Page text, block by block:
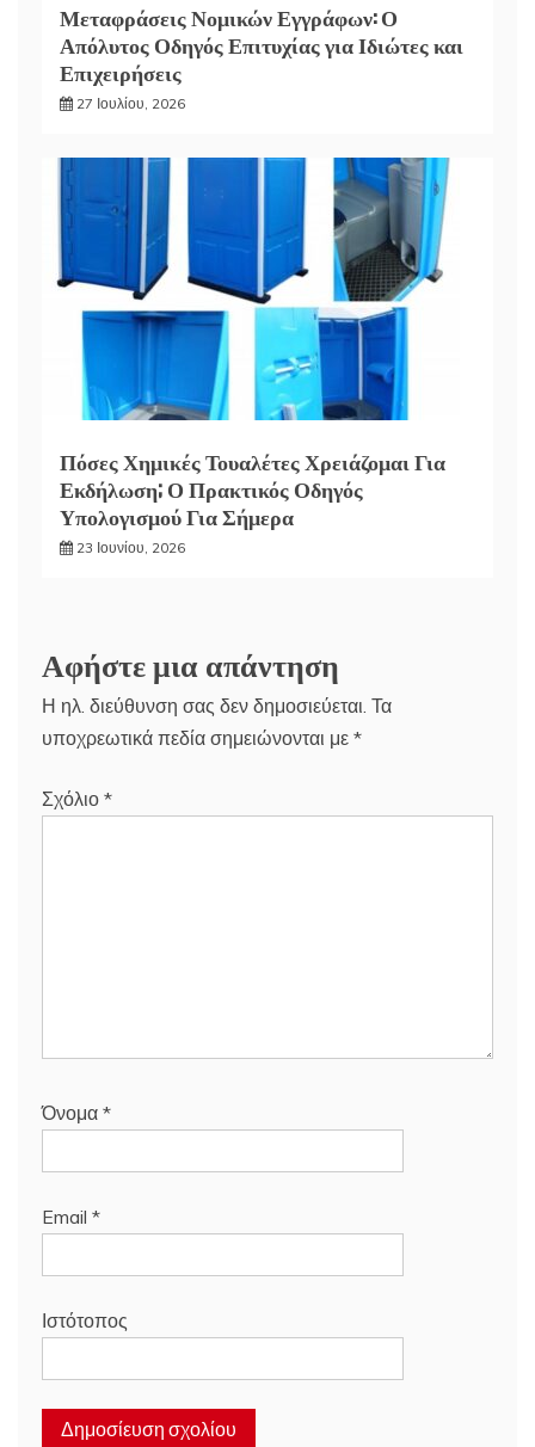
Μεταφράσεις Νομικών Εγγράφων: Ο
Απόλυτος Οδηγός Επιτυχίας για Ιδιώτες και
Επιχειρήσεις
27 Ιουλίου, 2026
Πόσες Χημικές Τουαλέτες Χρειάζομαι Για
Εκδήλωση; Ο Πρακτικός Οδηγός
Υπολογισμού Για Σήμερα
23 Ιουνίου, 2026
Αφήστε μια απάντηση
Η ηλ. διεύθυνση σας δεν δημοσιεύεται. Τα
υποχρεωτικά πεδία σημειώνονται με *
Σχόλιο *
Όνομα *
Email *
Ιστότοπος